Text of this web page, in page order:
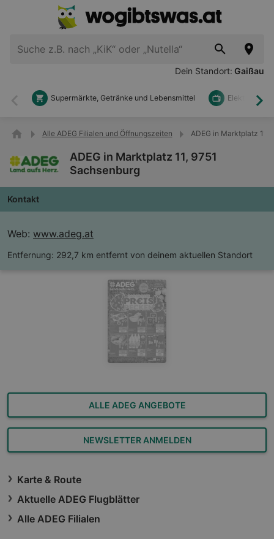
Dein Standort: Gaißau
Zurück
Supermärkte, Getränke und Lebensmittel Elektronik
Alle ADEG Filialen und Öffnungszeiten ADEG in Marktplatz 11,
ADEG in Marktplatz 11, 9751
Sachsenburg
Kontakt
Web: www.adeg.at
Entfernung: 292,7 km entfernt von deinem aktuellen Standort
ALLE ADEG ANGEBOTE
NEWSLETTER ANMELDEN
Karte & Route
Aktuelle ADEG Flugblätter
Alle ADEG Filialen